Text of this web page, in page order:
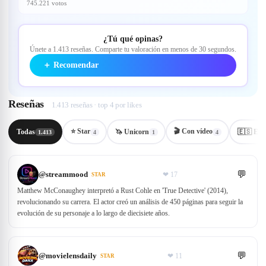
745.221 votos
¿Tú qué opinas?
Únete a 1.413 reseñas. Comparte tu valoración en menos de 30 segundos.
＋ Recomendar
Reseñas 1.413 reseñas · top 4 por likes
Todas 1.413 ⭐ Star 4 🦄 Unicorn 1 🎬 Con vídeo 4 🇪🇸 ES
@streammood STAR ❤ 17 💬
Matthew McConaughey interpretó a Rust Cohle en 'True Detective' (2014),
revolucionando su carrera. El actor creó un análisis de 450 páginas para seguir la
evolución de su personaje a lo largo de diecisiete años.
@movielensdaily STAR ❤ 11 💬